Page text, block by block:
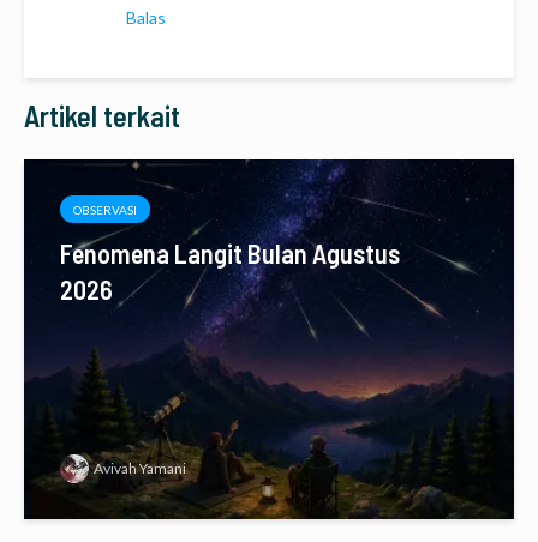
Balas
Artikel terkait
OBSERVASI
Fenomena Langit Bulan Agustus
2026
Avivah Yamani